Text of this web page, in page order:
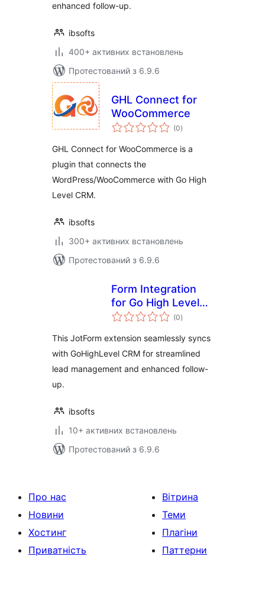
enhanced follow-up.
ibsofts
400+ активних встановлень
Протестований з 6.9.6
GHL Connect for
WooCommerce
(0загальний
рейтинг
)
GHL Connect for WooCommerce is a
plugin that connects the
WordPress/WooCommerce with Go High
Level CRM.
ibsofts
300+ активних встановлень
Протестований з 6.9.6
Form Integration
for Go High Level
and Jotform (0загальний
рейтинг
)
This JotForm extension seamlessly syncs
with GoHighLevel CRM for streamlined
lead management and enhanced follow-
up.
ibsofts
10+ активних встановлень
Протестований з 6.9.6
Про нас
Новини
Хостинг
Приватність
Вітрина
Теми
Плагіни
Паттерни